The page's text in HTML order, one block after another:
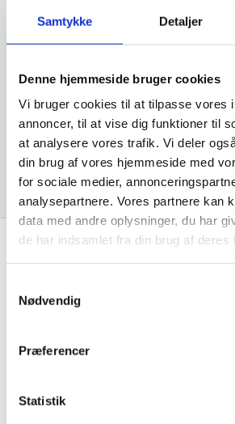
Samtykke Detaljer
Denne hjemmeside bruger cookies
Vi bruger cookies til at tilpasse vores
annoncer, til at vise dig funktioner til
at analysere vores trafik. Vi deler
din brug af vores hjemmeside med
for sociale medier,
analysepartnere. Vores partnere kan
data med andre oplysninger, du har
de har indsamlet fra din brug af deres
Nødvendig
Præferencer
Statistik
Få de bedste
til de bedste tilbud. Og bare rolig,